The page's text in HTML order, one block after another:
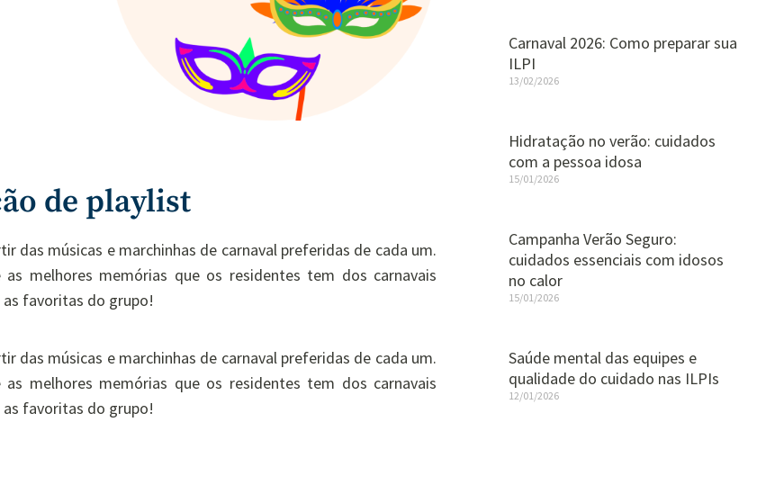
de playlist
das músicas e marchinhas de carnaval preferidas de cada um.
melhores memórias que os residentes tem dos carnavais
favoritas do grupo!
das músicas e marchinhas de carnaval preferidas de cada um.
melhores memórias que os residentes tem dos carnavais
favoritas do grupo!
Carnaval 2026: Como preparar sua
ILPI
13/02/2026
Hidratação no verão: cuidados
com a pessoa idosa
15/01/2026
Campanha Verão Seguro:
cuidados essenciais com idosos
no calor
15/01/2026
Saúde mental das equipes e
qualidade do cuidado nas ILPIs
12/01/2026